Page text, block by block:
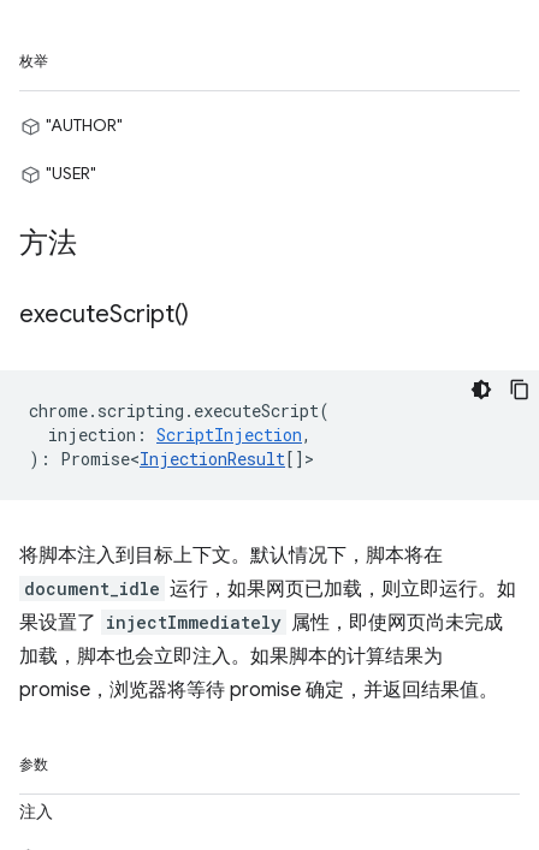
枚举
"AUTHOR"
"USER"
方法
executeScript()
chrome. scripting . executeScript(
injection : ScriptInjection,
) : Promise<InjectionResult[] >
将脚本注入到目标上下文。默认情况下，脚本将在
document_idle 运行，如果网页已加载，则立即运行。如
果设置了 injectImmediately 属性，即使网页尚未完成
加载，脚本也会立即注入。如果脚本的计算结果为
promise，浏览器将等待 promise 确定，并返回结果值。
参数
注入